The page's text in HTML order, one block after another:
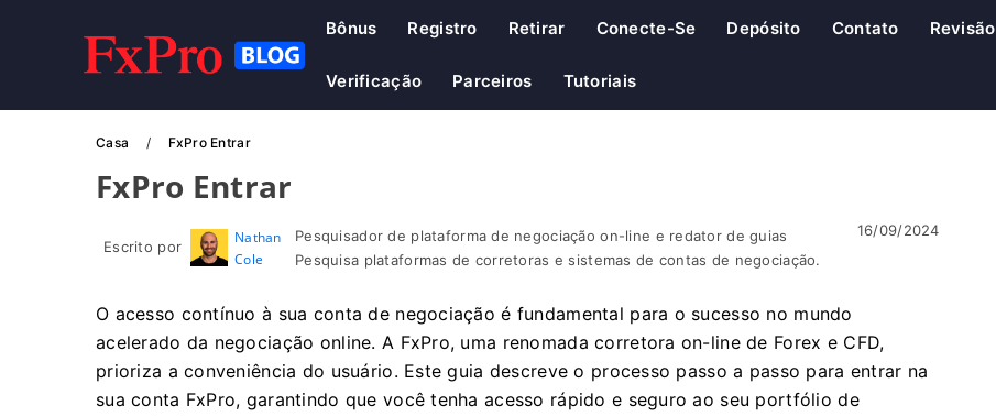
Bônus Registro Retirar Conecte-Se Depósito Contato Revisão
Verificação Parceiros Tutoriais
Casa FxPro Entrar
FxPro Entrar
Escrito por
Nathan
Cole
Pesquisador de plataforma de negociação on-line e redator de guias
Pesquisa plataformas de corretoras e sistemas de contas de negociação.
16/09/2024
O acesso contínuo à sua conta de negociação é fundamental para o sucesso no mundo
acelerado da negociação online. A FxPro, uma renomada corretora on-line de Forex e CFD,
prioriza a conveniência do usuário. Este guia descreve o processo passo a passo para entrar na
sua conta FxPro, garantindo que você tenha acesso rápido e seguro ao seu portfólio de